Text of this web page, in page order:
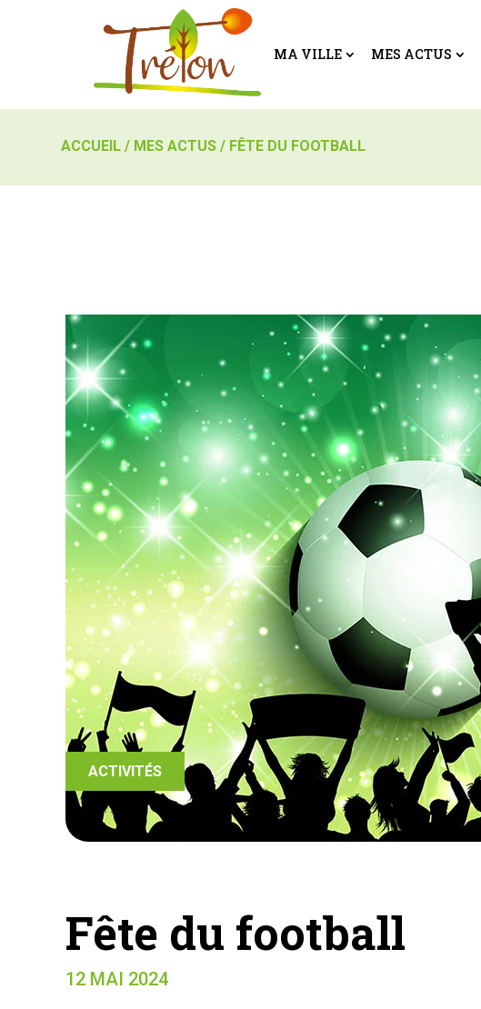
MA VILLE MES ACTUS
ACCUEIL / MES ACTUS / FÊTE DU FOOTBALL
ACTIVITÉS
Fête du football
12 MAI 2024